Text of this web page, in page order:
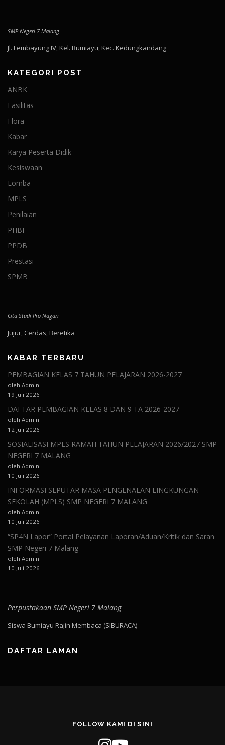
SMP Negeri 7 Malang
Jl. Lembayung IV, Kel. Bumiayu, Kec. Kedungkandang
KATEGORI POST
ANBK
Fasilitas
Flora
Kabar
Karya Peserta Didik
Kesiswaan
Lomba
MPLS
Penilaian
PHBI
PPDB
Prestasi
SPMB
Cita Studi Pro Nagari
Jujur, Cerdas, Beretika
KABAR TERBARU
PEMBAGIAN KELAS 7 TAHUN PELAJARAN 2026-2027
oleh Admin
19 Juli 2026
DAFTAR PEMBAGIAN KELAS 8 DAN 9 TA 2026-2027
oleh Admin
12 Juli 2026
SOSIALISASI MPLS RAMAH TAHUN PELAJARAN 2026/2027 SMP
NEGERI 7 MALANG
oleh Admin
10 Juli 2026
INFORMASI SEPUTAR MASA PENGENALAN LINGKUNGAN
SEKOLAH (MPLS) SMP NEGERI 7 MALANG
oleh Admin
10 Juli 2026
“SP4N Lapor” Portal Pelayanan Laporan/Aduan/Kritik dan Saran
SMP Negeri 7 Malang
oleh Admin
10 Juli 2026
Perpustakaan SMP Negeri 7 Malang
Siswa Bumiayu Rajin Membaca (SIBURACA)
DAFTAR LAMAN
FOLLOW KAMI DI SINI